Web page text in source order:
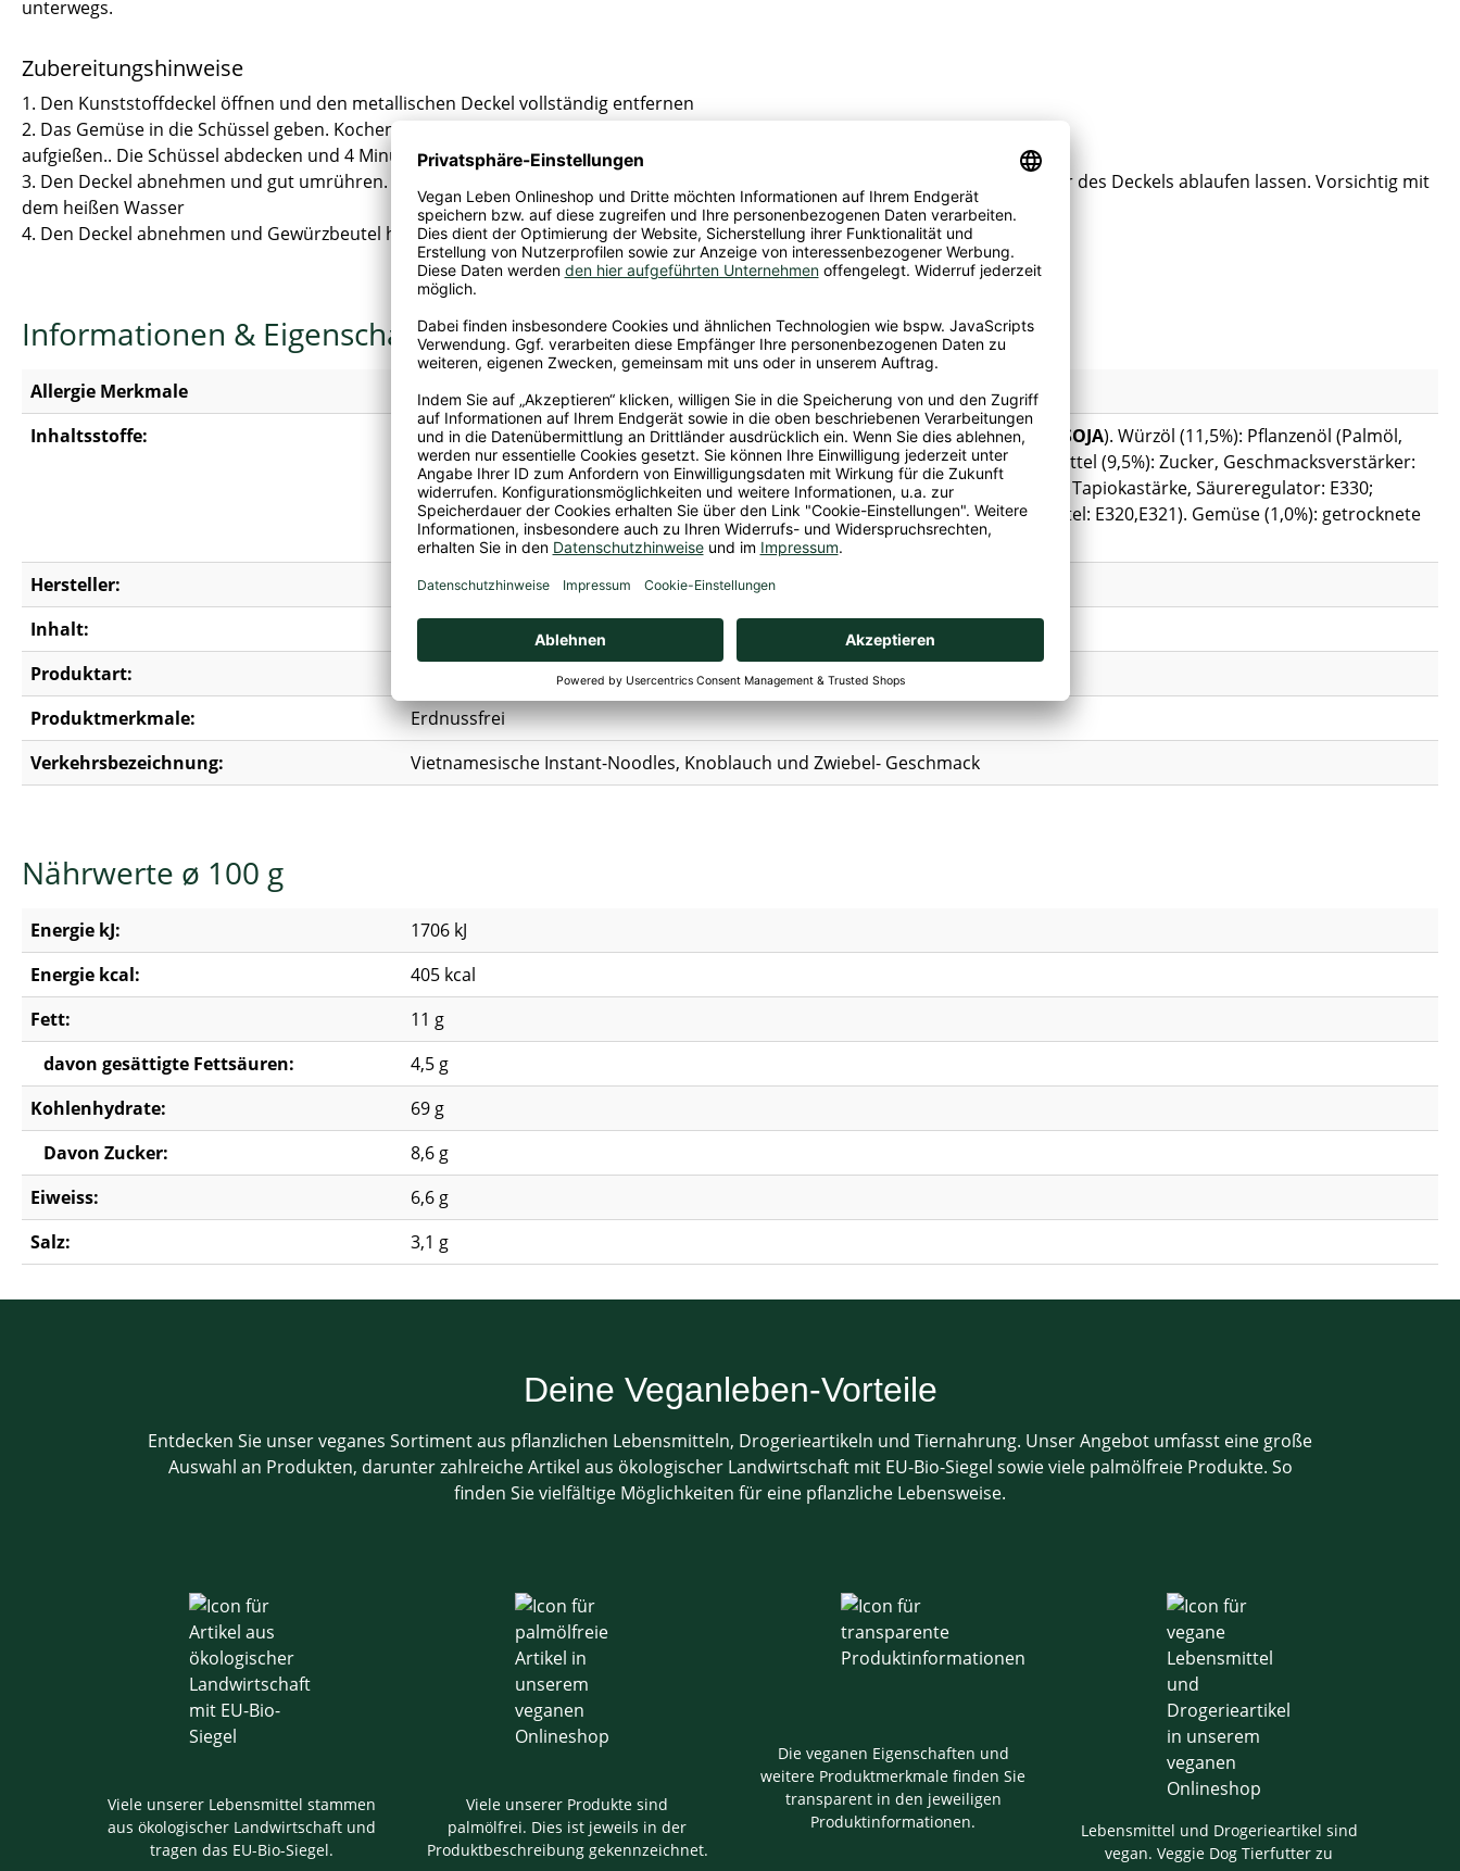
unterwegs.
Zubereitungshinweise
1. Den Kunststoffdeckel öffnen und den metallischen Deckel vollständig entfernen
2. Das Gemüse in die Schüssel geben. Kochendes Wasser bis zur angegebenen Linie
aufgießen.. Die Schüssel abdecken und 4 Minuten warten.
3. Den Deckel abnehmen und gut umrühren. Die Schüssel mit dem Kunststoffdeckel abdecken und das Wasser durch die Löcher des Deckels ablaufen lassen. Vorsichtig mit
dem heißen Wasser
4. Den Deckel abnehmen und Gewürzbeutel hinzufügen. Vor dem Servieren gut umrühren.
Informationen & Eigenschaften
Allergie Merkmale EnthältSoja und Sellerie .
Inhaltsstoffe:
Reis Noodles (78,0%): Reis 68,8%,Kartoffelstärke, Salz, Emulgatoren: E466, E322 ( SOJA). Würzöl (11,5%): Pflanzenöl (Palmöl,
Antioxidationsmittel: E320, E321), Knoblauch 1,3%, Schalotten,SELLERIE. Würzmittel (9,5%): Zucker, Geschmacksverstärker:
E621, E631, E627; Salz, Gewürze, Knoblauch 0,4%, Hühnchen Aroma, Hefeextrakt, Tapiokastärke, Säureregulator: E330;
Farbstoff: E150a; Trennmittel: E551 (Nano); Pflanzenöl (Palmöl,Antioxidationsmittel: E320,E321). Gemüse (1,0%): getrocknete
Karotten, getrocknete Frühlingszwiebel 0,3%.
Hersteller:
Heuschen & Schrouff, Sperwerweg 7, 06374 AG Landgraaf
Inhalt:
0,08 kg
Produktart:
Produktmerkmale:
Erdnussfrei
Verkehrsbezeichnung:
Vietnamesische Instant-Noodles, Knoblauch und Zwiebel- Geschmack
Nährwerte ø 100 g
Energie kJ:
1706 kJ
Energie kcal:
405 kcal
Fett:
11 g
davon gesättigte Fettsäuren:
4,5 g
Kohlenhydrate:
69 g
Davon Zucker:
8,6 g
Eiweiss:
6,6 g
Salz:
3,1 g
Deine Veganleben-Vorteile
Entdecken Sie unser veganes Sortiment aus pflanzlichen Lebensmitteln, Drogerieartikeln und Tiernahrung. Unser Angebot umfasst eine große
Auswahl an Produkten, darunter zahlreiche Artikel aus ökologischer Landwirtschaft mit EU-Bio-Siegel sowie viele palmölfreie Produkte. So
finden Sie vielfältige Möglichkeiten für eine pflanzliche Lebensweise.
Viele unserer Lebensmittel stammen
aus ökologischer Landwirtschaft und
tragen das EU-Bio-Siegel.
Viele unserer Produkte sind
palmölfrei. Dies ist jeweils in der
Produktbeschreibung gekennzeichnet.
Die veganen Eigenschaften und
weitere Produktmerkmale finden Sie
transparent in den jeweiligen
Produktinformationen.
Lebensmittel und Drogerieartikel sind
vegan. Veggie Dog Tierfutter zu